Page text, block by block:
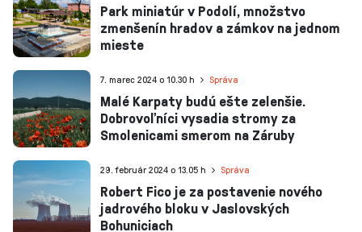
Park miniatúr v Podolí, množstvo
zmenšenín hradov a zámkov na jednom
mieste
Malé Karpaty budú ešte zelenšie.
Dobrovoľníci vysadia stromy za
Smolenicami smerom na Záruby
7. marec 2024 o 10.30 h Správa
Robert Fico je za postavenie nového
jadrového bloku v Jaslovských
Bohuniciach
29. február 2024 o 13.05 h Správa